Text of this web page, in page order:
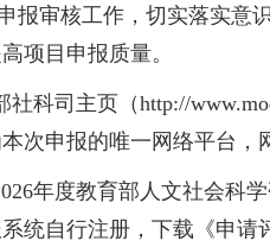
报审核工作，切实落实意
项目申报质量。
科司主页（http://
次申报的唯一网络平台，
年度教育部人文社会科
统自行注册，下载《申